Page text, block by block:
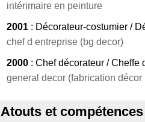
intérimaire en peinture
2001 : Décorateur-costumier /
chef d entreprise (bg decor)
2000 : Chef décorateur / Cheffe
general decor (fabrication décor
Atouts et compétences